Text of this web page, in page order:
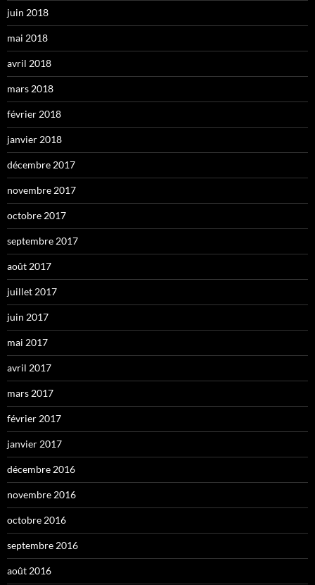
juin 2018
mai 2018
avril 2018
mars 2018
février 2018
janvier 2018
décembre 2017
novembre 2017
octobre 2017
septembre 2017
août 2017
juillet 2017
juin 2017
mai 2017
avril 2017
mars 2017
février 2017
janvier 2017
décembre 2016
novembre 2016
octobre 2016
septembre 2016
août 2016